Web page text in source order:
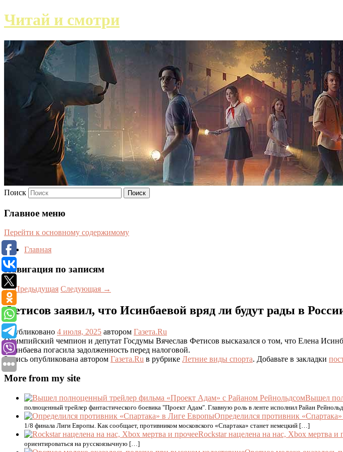
Читай и смотри
Поиск
Главное меню
Перейти к основному содержимому
Главная
Навигация по записям
←Предыдущая Следующая →
Фетисов заявил, что Исинбаевой вряд ли будут рады в
Опубликовано 4 июля, 2025 автором Газета.Ru
Олимпийский чемпион и депутат Госдумы Вячеслав Фетисов высказался о том, что Елена
Исинбаева погасила задолженность перед налоговой.
Запись опубликована автором Газета.Ru в рубрике Летние виды спорта. Добавьте в закладки
More from my site
Вышел
полноценный трейлер фантастического боевика "Проект Адам". Главную роль в ленте исполнил Райан
Определился противник
1/8 финала Лиги Европы. Как сообщает, противником московского «Спартака» станет немецкий […]
Rockstar нацелена на нас, Xbox мертва и
ориентироваться на русскоязычную […]